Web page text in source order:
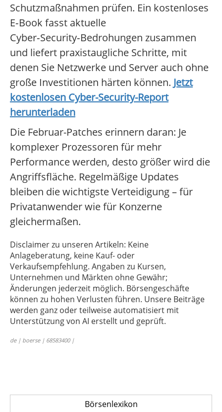
Schutzmaßnahmen prüfen. Ein kostenloses
E‑Book fasst aktuelle
Cyber‑Security‑Bedrohungen zusammen
und liefert praxistaugliche Schritte, mit
denen Sie Netzwerke und Server auch ohne
große Investitionen härten können. Jetzt
kostenlosen Cyber-Security-Report
herunterladen
Die Februar-Patches erinnern daran: Je
komplexer Prozessoren für mehr
Performance werden, desto größer wird die
Angriffsfläche. Regelmäßige Updates
bleiben die wichtigste Verteidigung – für
Privatanwender wie für Konzerne
gleichermaßen.
Disclaimer zu unseren Artikeln: Keine
Anlageberatung, keine Kauf- oder
Verkaufsempfehlung. Angaben zu Kursen,
Unternehmen und Märkten ohne Gewähr;
Änderungen jederzeit möglich. Börsengeschäfte
können zu hohen Verlusten führen. Unsere Beiträge
werden ganz oder teilweise automatisiert mit
Unterstützung von AI erstellt und geprüft.
de | boerse | 68583400 |
Börsenlexikon